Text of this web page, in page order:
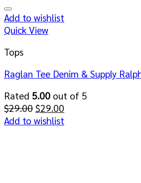
Add to wishlist
Quick View
Tops
Raglan Tee Denim & Supply
Rated 5.00 out of 5
$29.00 Original
price
$29.00
Add to wishlist